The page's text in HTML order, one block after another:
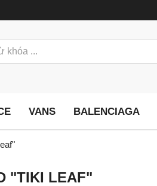
VANS BALENCIAGA
"TIKI LEAF"